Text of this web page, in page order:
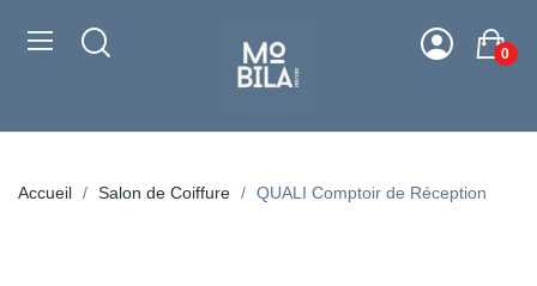
0
Accueil Salon de Coiffure QUALI Comptoir de Réception